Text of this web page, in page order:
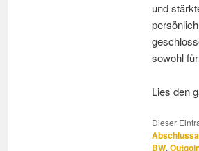
und
sowohl
Lies den
Dieser
BW,